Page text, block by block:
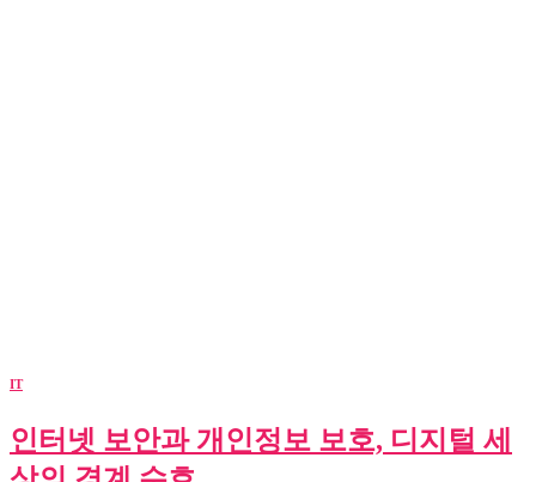
IT
인터넷 보안과 개인정보 보호, 디지털 세